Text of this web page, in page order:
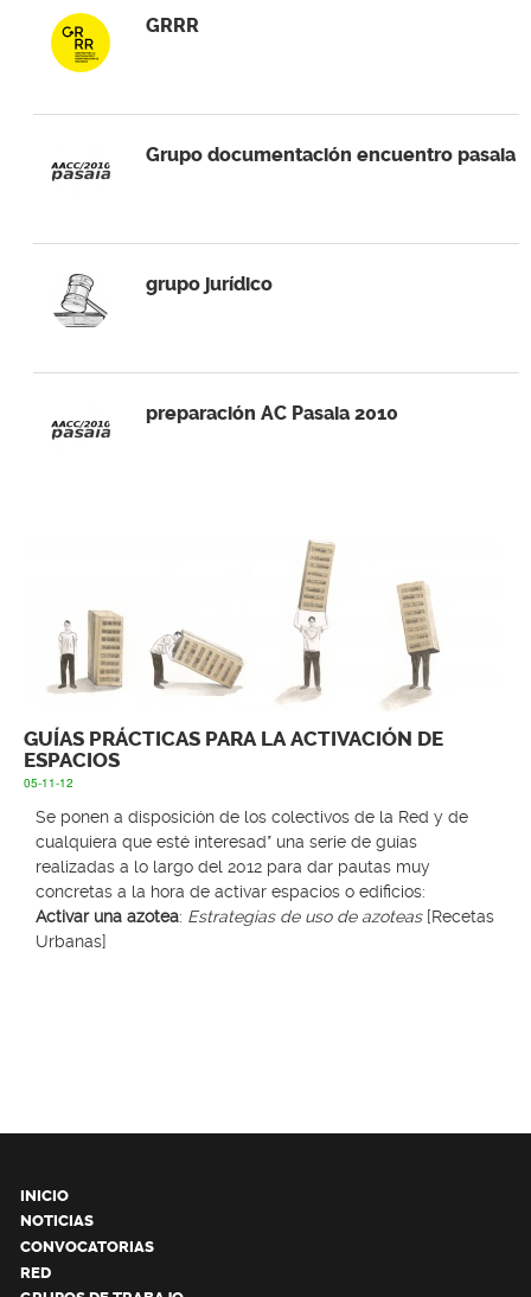
GRRR
Grupo documentación encuentro pasaia
grupo jurídico
preparación AC Pasaia 2010
GUÍAS PRÁCTICAS PARA LA ACTIVACIÓN DE
ESPACIOS
05-11-12
Se ponen a disposición de los colectivos de la Red y de
cualquiera que esté interesad* una serie de guías
realizadas a lo largo del 2012 para dar pautas muy
concretas a la hora de activar espacios o edificios:
Activar una azotea: Estrategias de uso de azoteas [Recetas
Urbanas]
INICIO
NOTICIAS
CONVOCATORIAS
RED